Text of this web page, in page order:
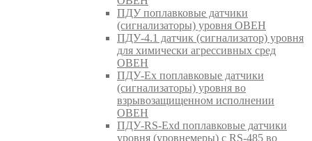
ПДУ поплавковые датчики
(сигнализаторы) уровня ОВЕН
ПДУ-4.1 датчик (сигнализатор) уровня
для химически агрессивных сред
ОВЕН
ПДУ-Ex поплавковые датчики
(сигнализаторы) уровня во
взрывозащищенном исполнении
ОВЕН
ПДУ-RS-Exd поплавковые датчики
уровня (уровнемеры) с RS-485 во